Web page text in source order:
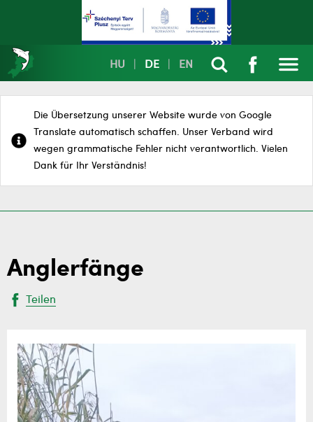
HU DE EN
Die Übersetzung unserer Website wurde von Google
Translate automatisch schaffen. Unser Verband wird
wegen grammatische Fehler nicht verantwortlich. Vielen
Dank für Ihr Verständnis!
Anglerfänge
Teilen